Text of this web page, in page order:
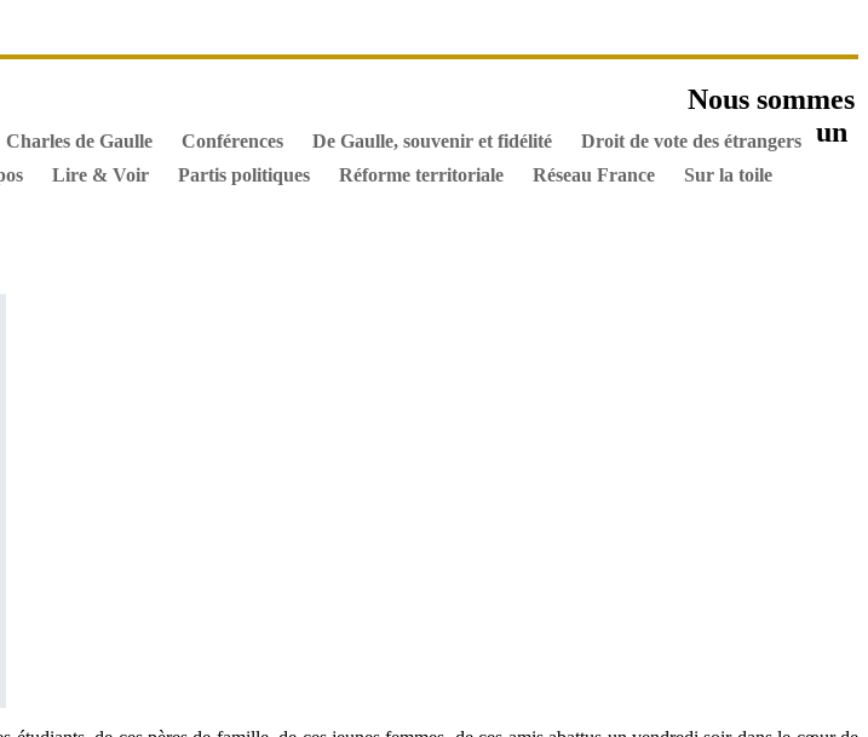
Charles de Gaulle Conférences De Gaulle, souvenir et fidélité
Droit de vote des étrangers
Lire & Voir Partis politiques Réforme territoriale Réseau France Sur la toile
Nous sommes
un